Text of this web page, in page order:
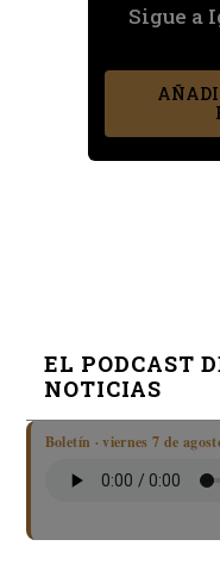
Sigue a
EL PODCAST
NOTICIAS
Boletín · viernes 7 de